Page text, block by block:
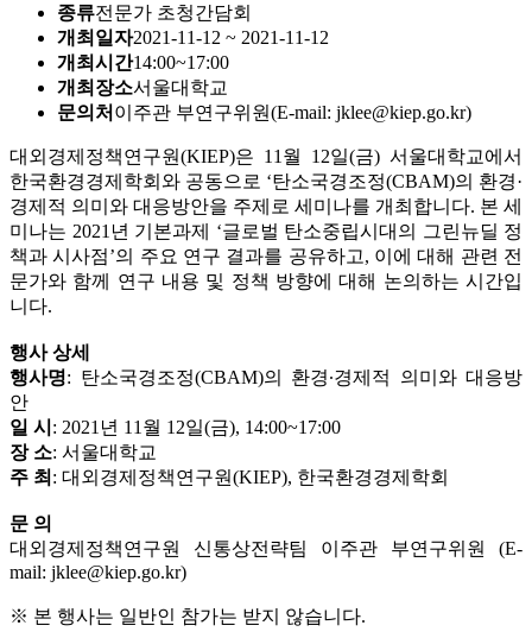
종류전문가 초청간담회
개최일자2021-11-12 ~ 2021-11-12
개최시간14:00~17:00
개최장소서울대학교
문의처 이주관 부연구위원(E-mail: jklee@kiep.go.kr)
대외경제정책연구원(KIEP)은 11월 12일(금) 서울대학교에서
한국환경경제학회와 공동으로 ‘탄소국경조정(CBAM)의 환경·
경제적 의미와 대응방안을 주제로 세미나를 개최합니다. 본 세
미나는 2021년 기본과제 ‘글로벌 탄소중립시대의 그린뉴딜 정
책과 시사점’의 주요 연구 결과를 공유하고, 이에 대해 관련 전
문가와 함께 연구 내용 및 정책 방향에 대해 논의하는 시간입
니다.
행사 상세
행사명: 탄소국경조정(CBAM)의 환경·경제적 의미와 대응방
안
일 시 : 2021년 11월 12일(금), 14:00~17:00
장 소: 서울대학교
주 최 : 대외경제정책연구원(KIEP), 한국환경경제학회
문 의
대외경제정책연구원 신통상전략팀 이주관 부연구위원 (E-
mail: jklee@kiep.go.kr)
※ 본 행사는 일반인 참가는 받지 않습니다.